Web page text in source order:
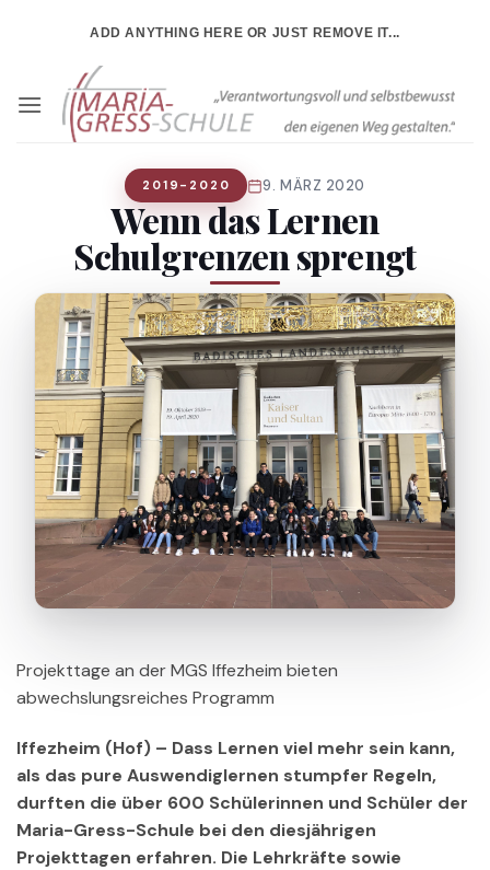
ADD ANYTHING HERE OR JUST REMOVE IT...
2019-2020 9. MÄRZ 2020
Wenn das Lernen
Schulgrenzen sprengt
Projekttage an der MGS Iffezheim bieten
abwechslungsreiches Programm
Iffezheim (Hof) – Dass Lernen viel mehr sein kann,
als das pure Auswendiglernen stumpfer Regeln,
durften die über 600 Schülerinnen und Schüler der
Maria-Gress-Schule bei den diesjährigen
Projekttagen erfahren. Die Lehrkräfte sowie